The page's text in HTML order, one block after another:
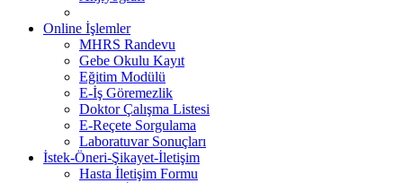
Online İşlemler
MHRS Randevu
Gebe Okulu Kayıt
Eğitim Modülü
E-İş Göremezlik
Doktor Çalışma Listesi
E-Reçete Sorgulama
Laboratuvar Sonuçları
İstek-Öneri-Şikayet-İletişim
Hasta İletişim Formu